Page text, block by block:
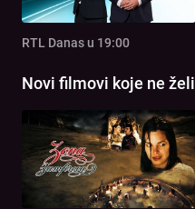
RTL Danas u 19:00
Novi filmovi koje ne